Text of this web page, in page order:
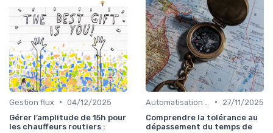
Gestion flux • 04/12/2025
Gérer l’amplitude de 15h pour
les chauffeurs routiers :
•
27/11/2025
Comprendre la tolérance au
dépassement du temps de